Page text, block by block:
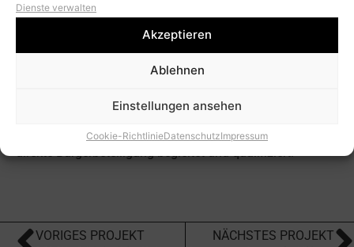
Dienste verwalten
Akzeptieren
Ablehnen
Einstellungen ansehen
Cookie-RichtlinieDatenschutzImpressum
landschaftlich reizvollen und touristisch attraktiven
Bereich der Woltersdorfer Schleuse. Es werden Vorschläge
für eine bauliche, freiräumliche und infrastrukturelle
Entwicklung dieses Bereiches aufgezeigt.
dem Flakensee und dem Mühlenteich sowie für das
Ortsbild der Schleusenstraße. Das Projekt wird durch eine
VORIGES PROJEKT NÄCHSTES PROJEKT